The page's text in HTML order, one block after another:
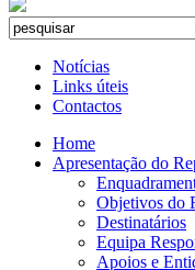
Notícias
Links úteis
Contactos
Home
Apresentação do
Objetivos do
Destinatários
Equipa
Apoios e